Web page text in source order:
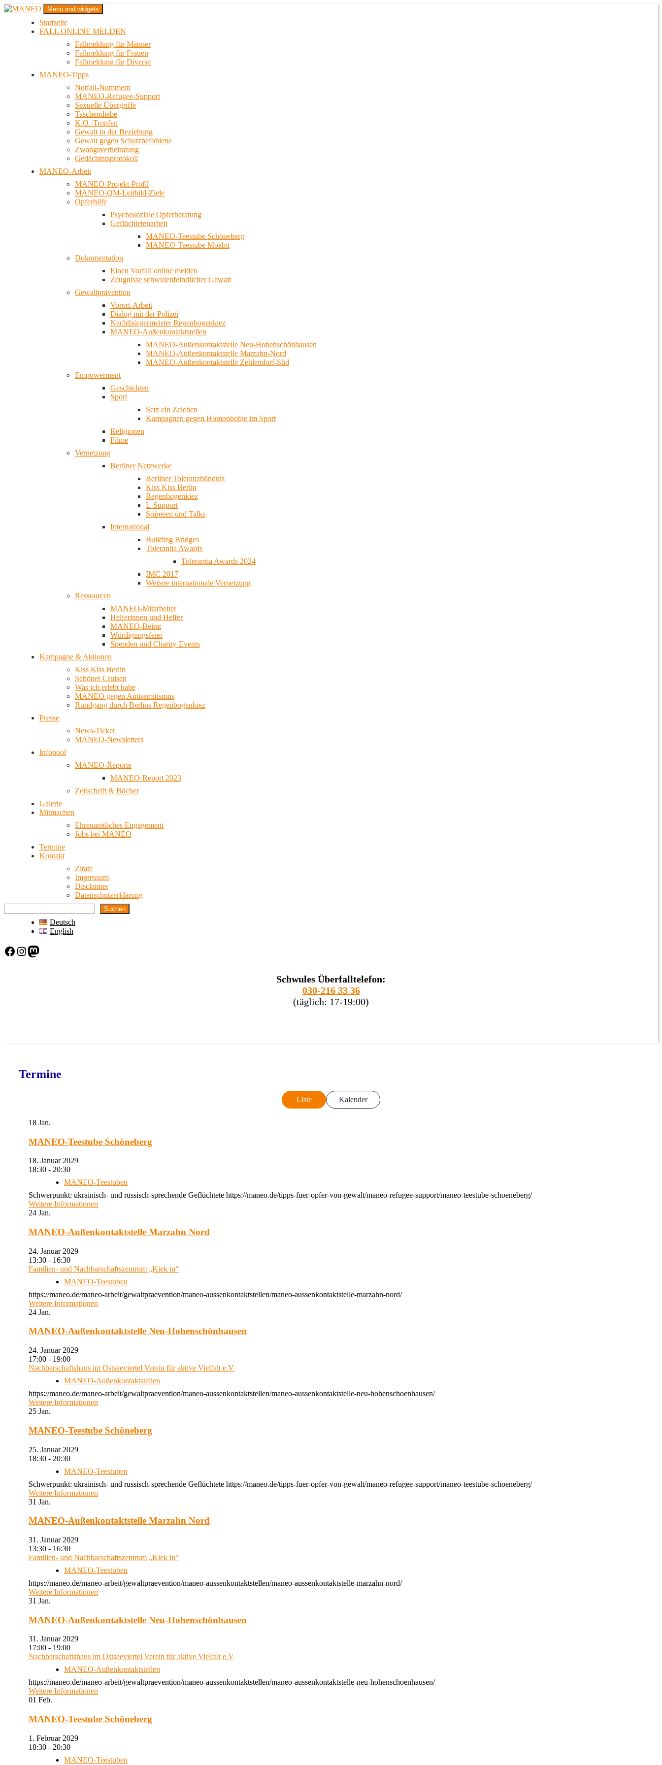
Zum
MANEO
Das schwule Anti-Gewalt-Projekt in Berlin
Menu and widgets
Startseite
FALL ONLINE MELDEN
Fallmeldung für Männer
Fallmeldung für Frauen
Fallmeldung für Diverse
MANEO-Tipps
Notfall-Nummern
MANEO-Refugee-Support
Sexuelle Übergriffe
Taschendiebe
K.O.-Tropfen
Gewalt in der Beziehung
Gewalt gegen Schutzbefohlene
Zwangsverheiratung
Gedächtnisprotokoll
MANEO-Arbeit
MANEO-Projekt-Profil
MANEO-QM-Leitbild-Ziele
Opferhilfe
Psychosoziale Opferberatung
Geflüchtetenarbeit
MANEO-Teestube Schöneberg
MANEO-Teestube Moabit
Dokumentation
Einen Vorfall online melden
Zeugnisse schwulenfeindlicher Gewalt
Gewaltprävention
Vorort-Arbeit
Dialog mit der Polizei
Nachtbürgermeister Regenbogenkiez
MANEO-Außenkontaktstellen
MANEO-Außenkontaktstelle Neu-Hohenschönhausen
MANEO-Außenkontaktstelle Marzahn-Nord
MANEO-Außenkontaktstelle Zehlendorf-Süd
Empowerment
Geschichten
Sport
Setz ein Zeichen
Kampagnen gegen Homophobie im Sport
Religionen
Filme
Vernetzung
Berliner Netzwerke
Berliner Toleranzbündnis
Kiss Kiss Berlin
Regenbogenkiez
L-Support
Soireeen und Talks
International
Building Bridges
Tolerantia Awards
Tolerantia Awards 2024
IMC 2017
Weitere internationale Vernetzung
Ressourcen
MANEO-Mitarbeiter
Helferinnen und Helfer
MANEO-Beirat
Würdigungsfeier
Spenden und Charity-Events
Kampagne & Aktionen
Kiss Kiss Berlin
Schöner Cruisen
Was ich erlebt habe
MANEO gegen Antisemitismus
Rundgang durch Berlins Regenbogenkiez
Presse
News-Ticker
MANEO-Newsletters
Infopool
MANEO-Reporte
MANEO-Report 2023
Zeitschrift & Bücher
Galerie
Mitmachen
Ehrenamtliches Engagement
Jobs bei MANEO
Termine
Kontakt
Zitate
Impressum
Disclaimer
Datenschutzerklärung
Suchen
Deutsch
English
Facebook Instagram Mastodon
Schwules Überfalltelefon:
030-216 33 36
(täglich: 17-19:00)
Termine
Liste Kalender
18 Jan.
MANEO-Teestube Schöneberg
18. Januar 2029
18:30 - 20:30
MANEO-Teestuben
Schwerpunkt: ukrainisch- und russisch-sprechende Geflüchtete https://maneo.de/tipps-fuer-opfer-von-gewalt/maneo-refugee-support/maneo-teestube-schoeneberg/
Weitere Informationen
24 Jan.
MANEO-Außenkontaktstelle Marzahn Nord
24. Januar 2029
13:30 - 16:30
Familien- und Nachbarschaftszentrum „Kiek in“
MANEO-Teestuben
https://maneo.de/maneo-arbeit/gewaltpraevention/maneo-aussenkontaktstellen/maneo-aussenkontaktstelle-marzahn-nord/
Weitere Informationen
24 Jan.
MANEO-Außenkontaktstelle Neu-Hohenschönhausen
24. Januar 2029
17:00 - 19:00
Nachbarschaftshaus im Ostseeviertel Verein für aktive Vielfalt e.V
MANEO-Außenkontaktstellen
https://maneo.de/maneo-arbeit/gewaltpraevention/maneo-aussenkontaktstellen/maneo-aussenkontaktstelle-neu-hohenschoenhausen/
Weitere Informationen
25 Jan.
MANEO-Teestube Schöneberg
25. Januar 2029
18:30 - 20:30
MANEO-Teestuben
Schwerpunkt: ukrainisch- und russisch-sprechende Geflüchtete https://maneo.de/tipps-fuer-opfer-von-gewalt/maneo-refugee-support/maneo-teestube-schoeneberg/
Weitere Informationen
31 Jan.
MANEO-Außenkontaktstelle Marzahn Nord
31. Januar 2029
13:30 - 16:30
Familien- und Nachbarschaftszentrum „Kiek in“
MANEO-Teestuben
https://maneo.de/maneo-arbeit/gewaltpraevention/maneo-aussenkontaktstellen/maneo-aussenkontaktstelle-marzahn-nord/
Weitere Informationen
31 Jan.
MANEO-Außenkontaktstelle Neu-Hohenschönhausen
31. Januar 2029
17:00 - 19:00
Nachbarschaftshaus im Ostseeviertel Verein für aktive Vielfalt e.V
MANEO-Außenkontaktstellen
https://maneo.de/maneo-arbeit/gewaltpraevention/maneo-aussenkontaktstellen/maneo-aussenkontaktstelle-neu-hohenschoenhausen/
Weitere Informationen
01 Feb.
MANEO-Teestube Schöneberg
1. Februar 2029
18:30 - 20:30
MANEO-Teestuben